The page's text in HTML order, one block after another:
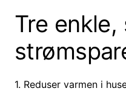
Tre
1. Reduser varmen i